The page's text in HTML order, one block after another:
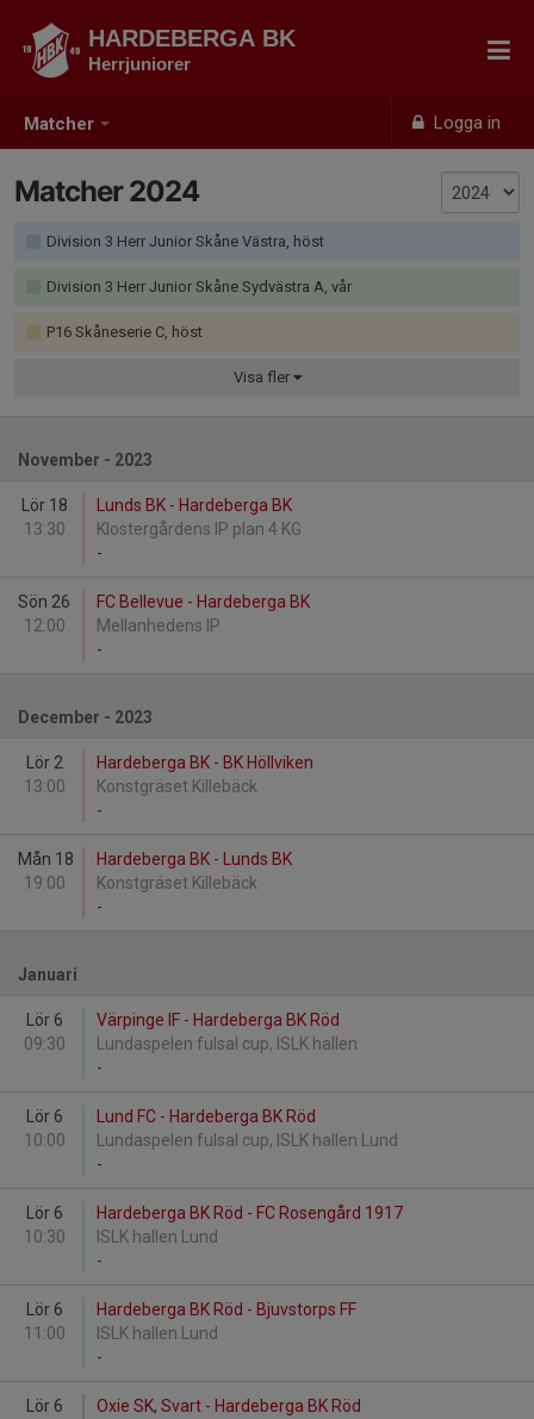
Matcher Logga in
HARDEBERGA BK
Herrjuniorer
Matcher 2024
Division 3 Herr Junior Skåne Västra, höst
Division 3 Herr Junior Skåne Sydvästra A, vår
P16 Skåneserie C, höst
Visa fler
November - 2023
Lör 18
13:30
Lunds BK - Hardeberga BK
Klostergårdens IP plan 4 KG
-
Sön 26
12:00
FC Bellevue - Hardeberga BK
Mellanhedens IP
-
December - 2023
Lör 2
13:00
Hardeberga BK - BK Höllviken
Konstgräset Killebäck
-
Mån 18
19:00
Hardeberga BK - Lunds BK
Konstgräset Killebäck
-
Januari
Lör 6
09:30
Värpinge IF - Hardeberga BK Röd
Lundaspelen fulsal cup, ISLK hallen
-
Lör 6
10:00
Lund FC - Hardeberga BK Röd
Lundaspelen fulsal cup, ISLK hallen Lund
-
Lör 6
10:30
Hardeberga BK Röd - FC Rosengård 1917
ISLK hallen Lund
-
Lör 6
11:00
Hardeberga BK Röd - Bjuvstorps FF
ISLK hallen Lund
-
Lör 6
Oxie SK, Svart - Hardeberga BK Röd